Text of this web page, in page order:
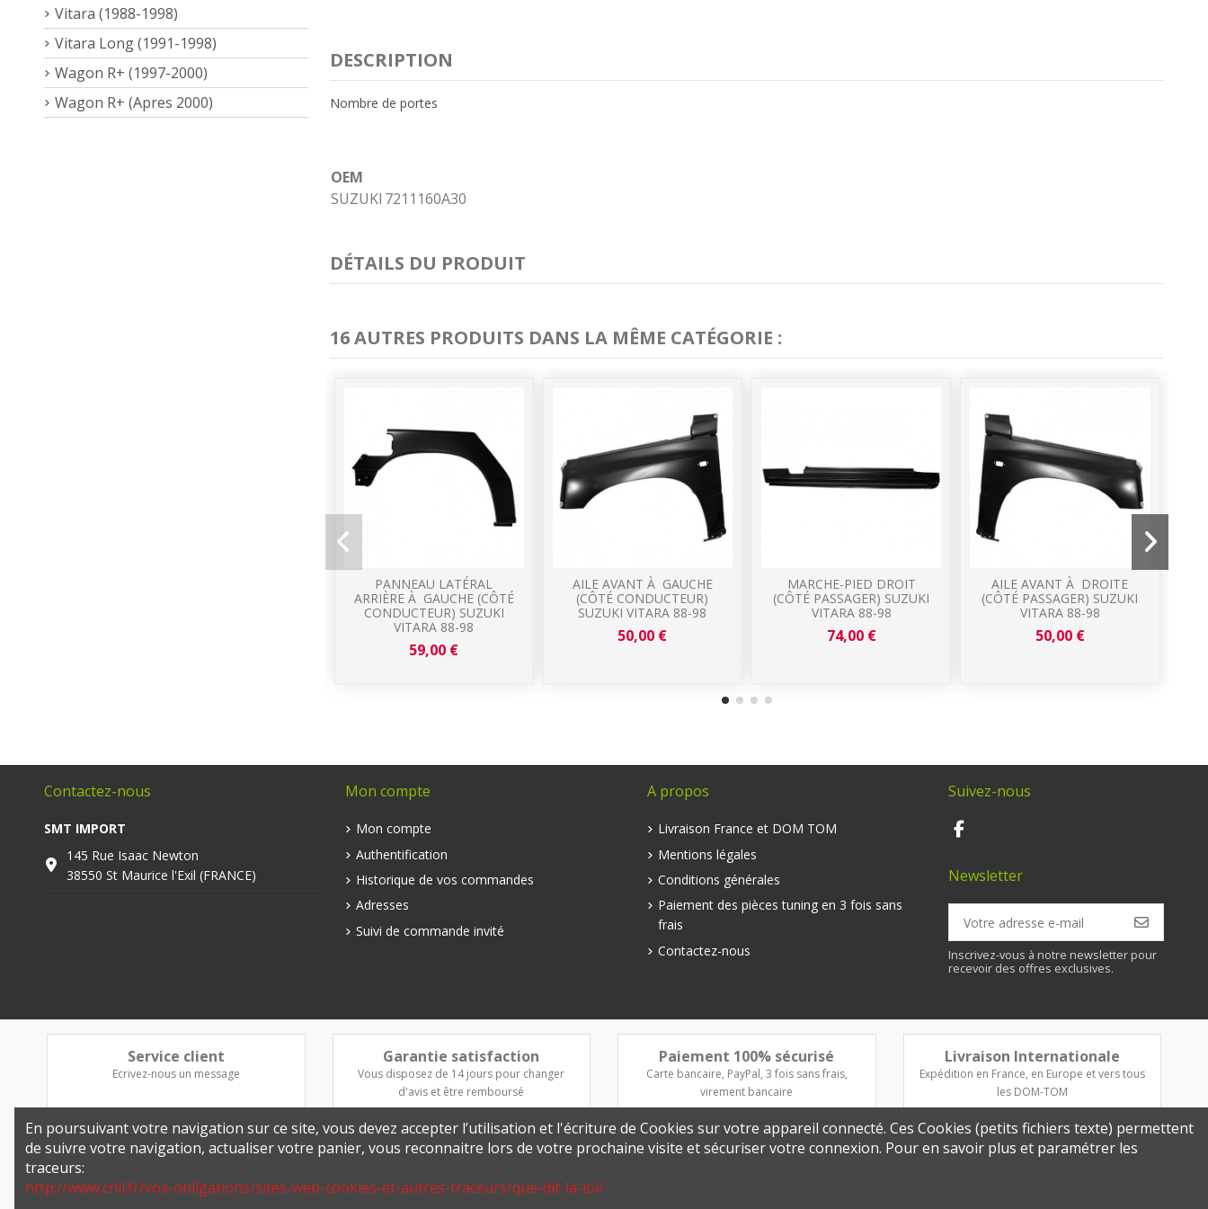
DESCRIPTION
Nombre de portes
OEM
SUZUKI 7211160A30
DÉTAILS DU PRODUIT
16 AUTRES PRODUITS DANS LA MÊME CATÉGORIE :
PANNEAU LATÉRAL
ARRIÈRE À GAUCHE (CÔTÉ
CONDUCTEUR) SUZUKI
VITARA 88-98
59,00 €
AILE AVANT À GAUCHE
(CÔTÉ CONDUCTEUR)
SUZUKI VITARA 88-98
50,00 €
MARCHE-PIED DROIT
(CÔTÉ PASSAGER) SUZUKI
VITARA 88-98
74,00 €
AILE AVANT À DROITE
(CÔTÉ PASSAGER) SUZUKI
VITARA 88-98
50,00 €
Vitara (1988-1998)
Vitara Long (1991-1998)
Wagon R+ (1997-2000)
Wagon R+ (Apres 2000)
Contactez-nous
SMT IMPORT
145 Rue Isaac Newton
38550 St Maurice l'Exil (FRANCE)
Mon compte
Mon compte
Authentification
Historique de vos commandes
Adresses
Suivi de commande invité
A propos
Livraison France et DOM TOM
Mentions légales
Conditions générales
Paiement des pièces tuning en 3 fois sans
frais
Contactez-nous
Suivez-nous
Newsletter
Inscrivez-vous à notre newsletter pour
recevoir des offres exclusives.
Service client
Ecrivez-nous un message
Garantie satisfaction
Vous disposez de 14 jours pour changer
d'avis et être remboursé
Paiement 100% sécurisé
Carte bancaire, PayPal, 3 fois sans frais,
virement bancaire
Livraison Internationale
Expédition en France, en Europe et vers tous
les DOM-TOM
En poursuivant votre navigation sur ce site, vous devez accepter l’utilisation et l'écriture de Cookies sur votre appareil connecté. Ces Cookies (petits fichiers texte) permettent
de suivre votre navigation, actualiser votre panier, vous reconnaitre lors de votre prochaine visite et sécuriser votre connexion. Pour en savoir plus et paramétrer les
traceurs:
http://www.cnil.fr/vos-obligations/sites-web-cookies-et-autres-traceurs/que-dit-la-loi/